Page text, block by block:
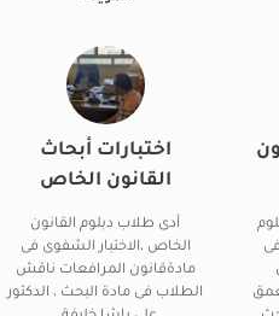
اختبارات أبحاث
القانون الخاص
أدى طلاب دبلوم القانون
الخاص ،الاختبار الشفوى فى
مادةقانون المرافعات ناقش
الطلاب فى مادة البحث ، الدكتور